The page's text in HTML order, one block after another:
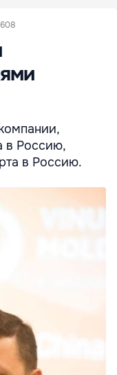
в Россию,
в Россию.